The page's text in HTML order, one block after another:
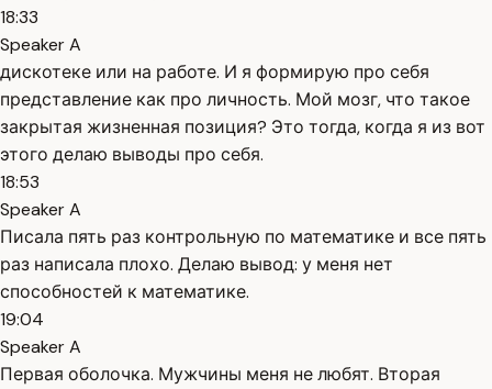
18:33
Speaker A
дискотеке или на работе. И я формирую про себя
представление как про личность. Мой мозг, что такое
закрытая жизненная позиция? Это тогда, когда я из вот
этого делаю выводы про себя.
18:53
Speaker A
Писала пять раз контрольную по математике и все пять
раз написала плохо. Делаю вывод: у меня нет
способностей к математике.
19:04
Speaker A
Первая оболочка. Мужчины меня не любят. Вторая